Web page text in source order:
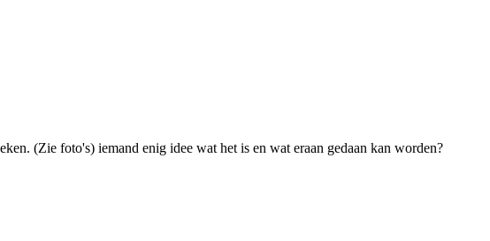
(Zie foto's) iemand enig idee wat het is en wat eraan gedaan kan worden?